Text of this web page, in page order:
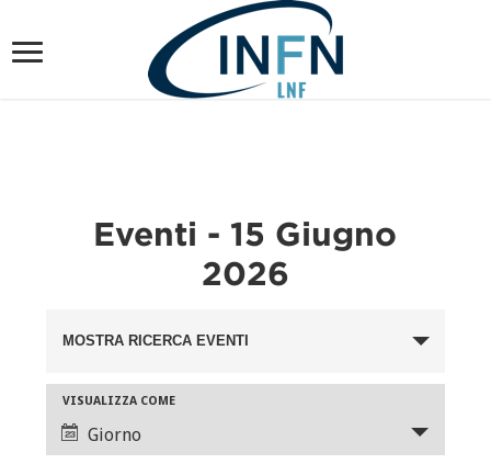
Eventi - 15 Giugno
2026
Ricerca
e
viste
Navigazione
MOSTRA RICERCA EVENTI
Evento
Viste
Navigazione
VISUALIZZA COME
Giorno